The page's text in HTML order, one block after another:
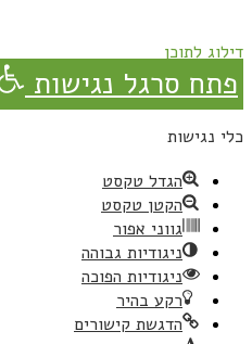
דילוג לתוכן
פתח סרגל נגישות
כלי נגישות
הגדל טקסט
הקטן טקסט
גווני אפור
ניגודיות גבוהה
ניגודיות הפוכה
רקע בהיר
הדגשת קישורים